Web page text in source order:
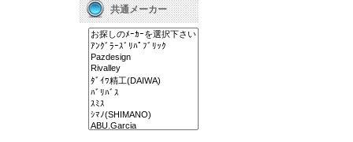
共通メーカー